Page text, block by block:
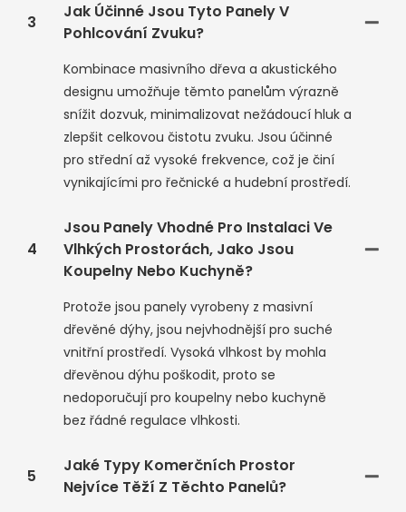
3
Jak Účinné Jsou Tyto Panely V
Pohlcování Zvuku?
Kombinace masivního dřeva a akustického
designu umožňuje těmto panelům výrazně
snížit dozvuk, minimalizovat nežádoucí hluk a
zlepšit celkovou čistotu zvuku. Jsou účinné
pro střední až vysoké frekvence, což je činí
vynikajícími pro řečnické a hudební prostředí.
4
Jsou Panely Vhodné Pro Instalaci Ve
Vlhkých Prostorách, Jako Jsou
Koupelny Nebo Kuchyně?
Protože jsou panely vyrobeny z masivní
dřevěné dýhy, jsou nejvhodnější pro suché
vnitřní prostředí. Vysoká vlhkost by mohla
dřevěnou dýhu poškodit, proto se
nedoporučují pro koupelny nebo kuchyně
bez řádné regulace vlhkosti.
5
Jaké Typy Komerčních Prostor
Nejvíce Těží Z Těchto Panelů?